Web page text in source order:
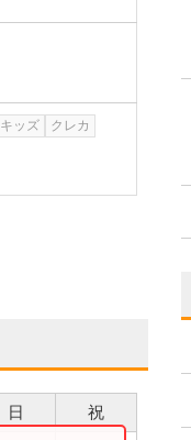
キッズ
クレカ
日 祝